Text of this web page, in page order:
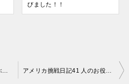
びました！！
アメリカ挑戦日記39 3ヶ月ぶりのアメリカへ アメリカ挑戦日記41 人のお役に立てる道